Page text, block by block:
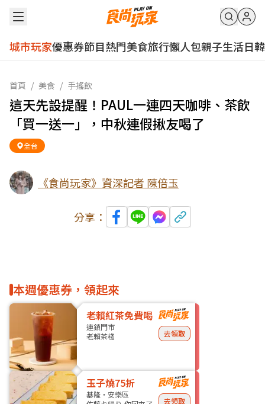
城市玩家優惠券節目熱門美食旅行懶人包親子生活日韓
首頁 / 美食 / 手搖飲
這天先設提醒！PAUL一連四天咖啡、茶飲
「買一送一」，中秋連假揪友喝了
全台
《食尚玩家》資深記者 陳倍玉
分享：
本週優惠券，領起來
老賴紅茶免費喝
連鎖門市
老賴茶棧
去領取
玉子燒75折
基隆・安樂區
去領取